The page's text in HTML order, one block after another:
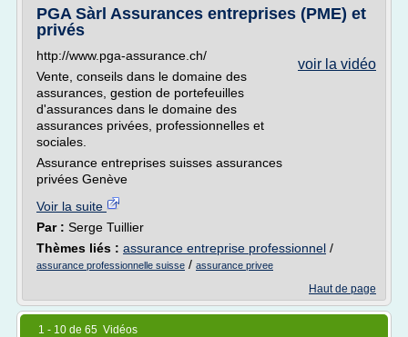
PGA Sàrl Assurances entreprises (PME) et
privés
voir la vidéo
http://www.pga-assurance.ch/
Vente, conseils dans le domaine des
assurances, gestion de portefeuilles
d'assurances dans le domaine des
assurances privées, professionnelles et
sociales.
Assurance entreprises suisses assurances
privées Genève
Voir la suite
Par : Serge Tuillier
Thèmes liés : assurance entreprise professionnel /
assurance professionnelle suisse / assurance privee
Haut de page
1 - 10 de 65 Vidéos